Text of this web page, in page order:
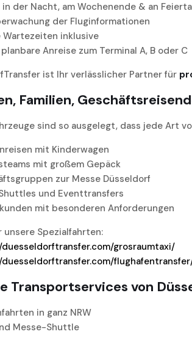
der Nacht, am Wochenende & an
der Fluginformationen
inklusive
Anreise zum Terminal A, B oder C
ist Ihr verlässlicher Partner für
Familien,
sind so ausgelegt, dass jede Art
mit Kinderwagen
mit großem Gepäck
zur Messe Düsseldorf
und Eventtransfers
mit besonderen Anforderungen
unsere Spezialfahrten:
grosraumtaxi/
Transportservices von
in ganz NRW
Messe-Shuttle